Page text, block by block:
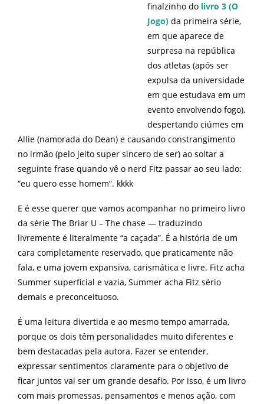
finalzinho do livro 3 (O
Jogo) da primeira série,
em que aparece de
surpresa na república
dos atletas (após ser
expulsa da universidade
em que estudava em um
evento envolvendo fogo),
despertando ciúmes em
Allie (namorada do Dean) e causando constrangimento
no irmão (pelo jeito super sincero de ser) ao soltar a
seguinte frase quando vê o nerd Fitz passar ao seu lado:
“eu quero esse homem”. kkkk
E é esse querer que vamos acompanhar no primeiro livro
da série The Briar U – The chase — traduzindo
livremente é literalmente “a caçada”. É a história de um
cara completamente reservado, que praticamente não
fala, e uma jovem expansiva, carismática e livre. Fitz acha
Summer superficial e vazia, Summer acha Fitz sério
demais e preconceituoso.
É uma leitura divertida e ao mesmo tempo amarrada,
porque os dois têm personalidades muito diferentes e
bem destacadas pela autora. Fazer se entender,
expressar sentimentos claramente para o objetivo de
ficar juntos vai ser um grande desafio. Por isso, é um livro
com mais promessas, pensamentos e menos ação, com